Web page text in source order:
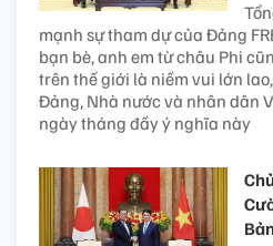
mạnh sự tham dự của Đảng
bạn bè, anh em từ châu Phi
trên thế giới là niềm vui lớn
Đảng, Nhà nước và nhân dân
ngày tháng đầy ý nghĩa này